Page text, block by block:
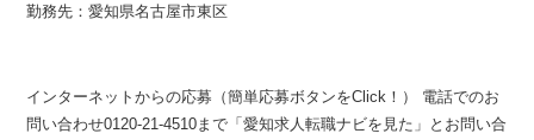
勤務先：愛知県名古屋市東区
インターネットからの応募（簡単応募ボタンをClick！） 電話でのお
問い合わせ0120-21-4510まで「愛知求人転職ナビを見た」とお問い合